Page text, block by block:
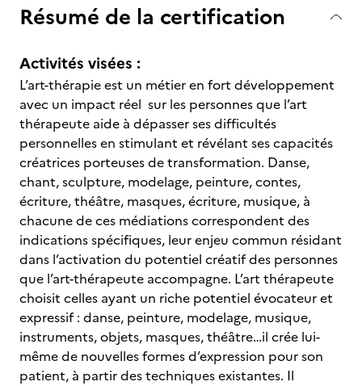
Résumé de la certification
Activités visées :
L’art-thérapie est un métier en fort développement
avec un impact réel sur les personnes que l’art
thérapeute aide à dépasser ses difficultés
personnelles en stimulant et révélant ses capacités
créatrices porteuses de transformation. Danse,
chant, sculpture, modelage, peinture, contes,
écriture, théâtre, masques, écriture, musique, à
chacune de ces médiations correspondent des
indications spécifiques, leur enjeu commun résidant
dans l’activation du potentiel créatif des personnes
que l’art-thérapeute accompagne. L’art thérapeute
choisit celles ayant un riche potentiel évocateur et
expressif : danse, peinture, modelage, musique,
instruments, objets, masques, théâtre…il crée lui-
même de nouvelles formes d’expression pour son
patient, à partir des techniques existantes. Il